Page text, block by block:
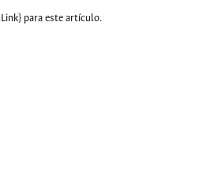
para este artículo.